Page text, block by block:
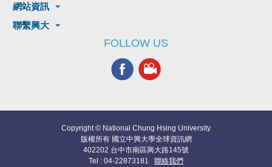
網站資訊
聯繫興大
FOLLOW US
Copyright © National Chung Hsing University
版權所有 國立中興大學全球資訊網
402202 台中市南區興大路145號
Tel : 04-22873181 聯絡我們